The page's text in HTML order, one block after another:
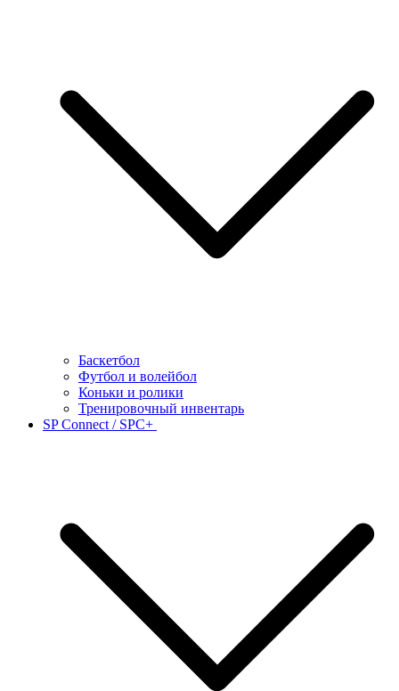
Баскетбол
Футбол и волейбол
Коньки и ролики
Тренировочный инвентарь
SP Connect / SPC+